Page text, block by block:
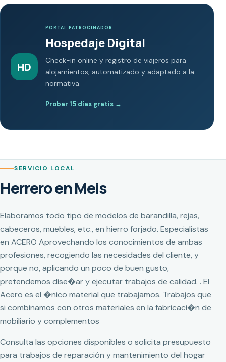
HD
PORTAL PATROCINADOR
Hospedaje Digital
Check-in online y registro de viajeros para
alojamientos, automatizado y adaptado a la
normativa.
Probar 15 días gratis →
SERVICIO LOCAL
Herrero en Meis
Elaboramos todo tipo de modelos de barandilla, rejas,
cabeceros, muebles, etc., en hierro forjado. Especialistas
en ACERO Aprovechando los conocimientos de ambas
profesiones, recogiendo las necesidades del cliente, y
porque no, aplicando un poco de buen gusto,
pretendemos dise�ar y ejecutar trabajos de calidad. . El
Acero es el �nico material que trabajamos. Trabajos que
si combinamos con otros materiales en la fabricaci�n de
mobiliario y complementos
Consulta las opciones disponibles o solicita presupuesto
para trabajos de reparación y mantenimiento del hogar